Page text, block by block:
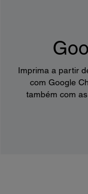
Imprima a partir
com Google
também com